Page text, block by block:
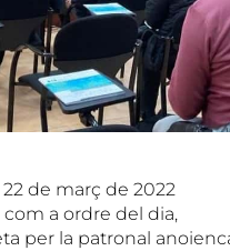
de març de 2022
com a ordre del dia,
per la patronal